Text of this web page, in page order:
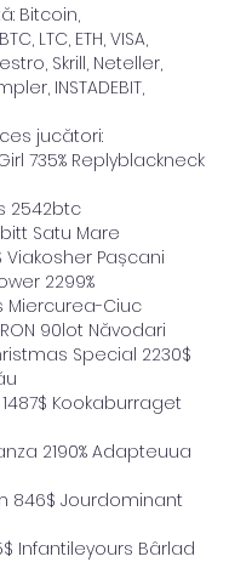
Bitcoin,
LTC, ETH, VISA,
Skrill, Neteller,
INSTADEBIT,
jucători:
735% Replyblackneck
2542btc
Satu Mare
Pașcani
2299%
Miercurea-Ciuc
90lot Năvodari
Special 2230$
Kookaburraget
2190% Adapteuua
846$ Jourdominant
Infantileyours Bârlad